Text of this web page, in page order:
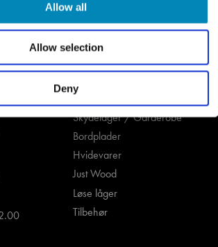
Allow all
Allow selection
Deny
Kategorier
Badeværelse
Skydelåger / Garderobe
Bordplader
Hvidevarer
Just Wood
Løse låger
Tilbehør